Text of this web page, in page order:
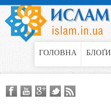
Jump to
ГОЛОВНА БЛОҐИ